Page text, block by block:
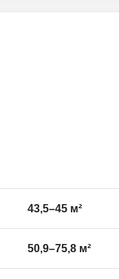
43,5–45 м²
50,9–75,8 м²